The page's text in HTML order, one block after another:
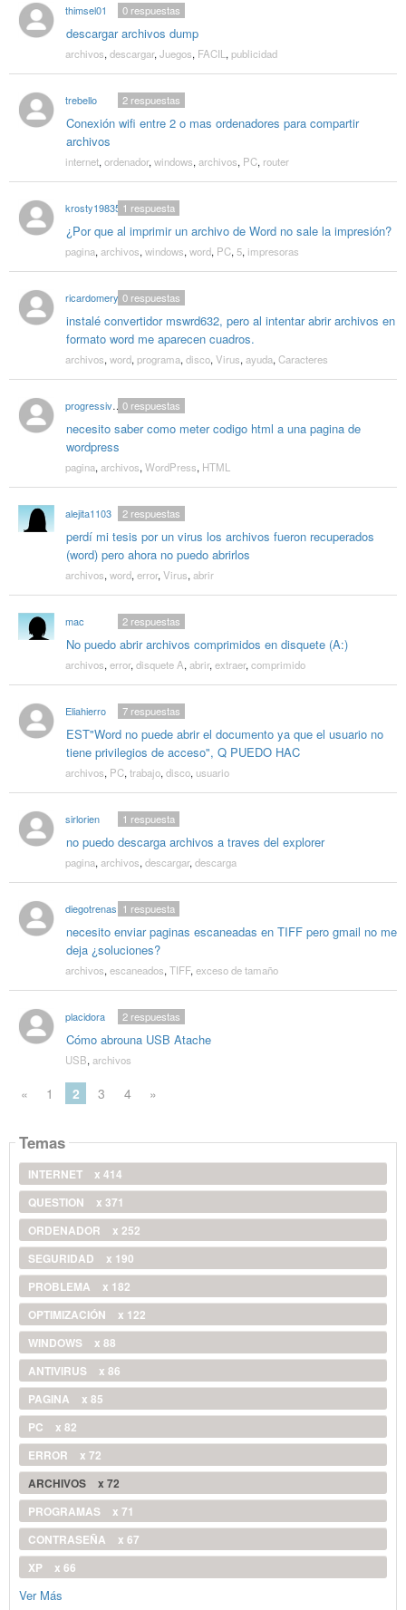
thimsel01
descargar archivos dump
0respuestas
archivos, descargar, Juegos, FACIL , publicidad
trebello
Conexión wifi entre 2 o mas ordenadores para compartir
archivos
2respuestas
internet, ordenador, windows, archivos, PC, router
krosty19835
¿Por que al imprimir un archivo de Word no sale la impresión?
1 respuesta
pagina, archivos, windows, word, PC, 5, impresoras
ricardomery
instalé convertidor mswrd632, pero al intentar abrir archivos en
formato word me aparecen cuadros.
0respuestas
archivos, word, programa, disco, Virus, ayuda, Caracteres
progressiverockmusic
necesito saber como meter codigo html a una pagina de
wordpress
0respuestas
pagina, archivos, WordPress, HTML
alejita1103
perdí mi tesis por un virus los archivos fueron recuperados
(word) pero ahora no puedo abrirlos
2respuestas
archivos, word, error, Virus, abrir
mac
No puedo abrir archivos comprimidos en disquete (A:)
2respuestas
archivos, error, disquete A, abrir, extraer, comprimido
Eliahierro
EST"Word no puede abrir el documento ya que el usuario no
tiene privilegios de acceso", Q PUEDO HAC
7respuestas
archivos, PC, trabajo, disco, usuario
sirlorien
no puedo descarga archivos a traves del explorer
1 respuesta
pagina, archivos, descargar, descarga
diegotrenas
necesito enviar paginas escaneadas en TIFF pero gmail no me
deja ¿soluciones?
1 respuesta
archivos, escaneados, TIFF, exceso de tamaño
placidora
Cómo abrouna USB Atache
2respuestas
USB, archivos
« 1 2 3 4 »
Temas
INTERNET
x 414
QUESTION
x 371
ORDENADOR
x 252
SEGURIDAD
x 190
PROBLEMA
x 182
OPTIMIZACIÓN
x 122
WINDOWS
x 88
ANTIVIRUS
x 86
PAGINA
x 85
PC
x 82
ERROR
x 72
ARCHIVOS
x 72
PROGRAMAS
x 71
CONTRASEÑA
x 67
XP
x 66
Ver Más